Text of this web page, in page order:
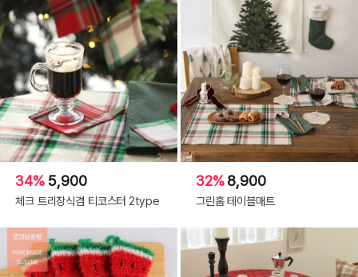
34% 5,900
체크 트리장식겸 티코스터 2type
32%8,900
그린홈 테이블매트